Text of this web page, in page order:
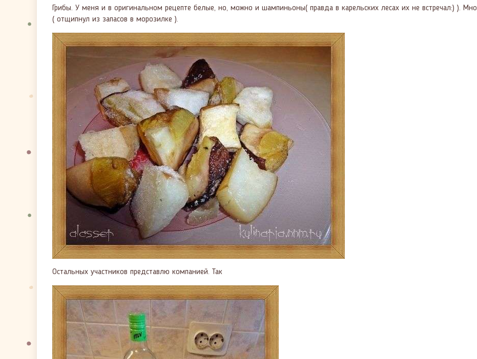
Грибы. У меня и в оригинальном рецепте белые, но, можно и шампиньоны( правда в карельских лесах их не встречал:) ).
( отщипнул из запасов в морозилке ).
Остальных участников представлю компанией. Так